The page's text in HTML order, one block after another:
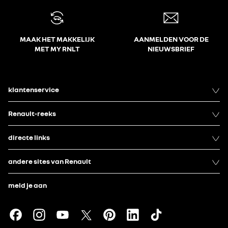
MAAK HET MAKKELIJK
MET MY RNLT
AANMELDEN VOOR DE
NIEUWSBRIEF
klantenservice
Renault-reeks
directe links
andere sites van Renault
meld je aan